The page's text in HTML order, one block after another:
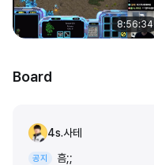
8:56:34
Board
4s.사테
공지
흠;;